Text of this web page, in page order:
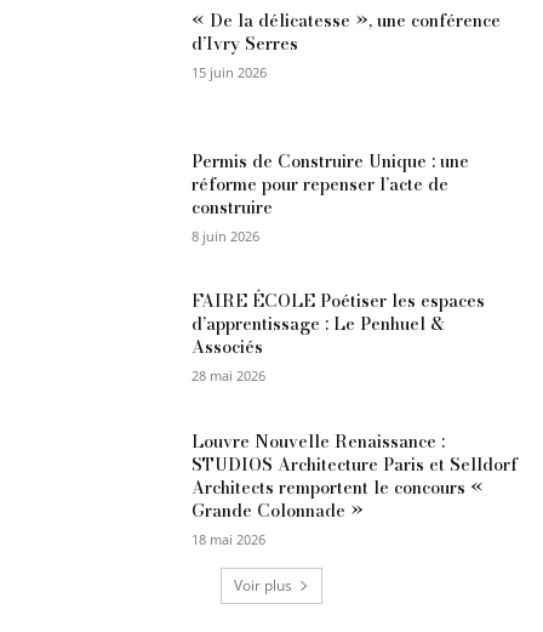
« De la délicatesse », une conférence
d’Ivry Serres
15 juin 2026
Permis de Construire Unique : une
réforme pour repenser l’acte de
construire
8 juin 2026
FAIRE ÉCOLE Poétiser les espaces
d’apprentissage : Le Penhuel &
Associés
28 mai 2026
Louvre Nouvelle Renaissance :
STUDIOS Architecture Paris et Selldorf
Architects remportent le concours «
Grande Colonnade »
18 mai 2026
Voir plus